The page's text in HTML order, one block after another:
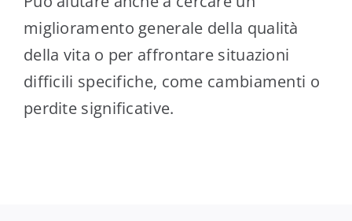
miglioramento generale della qualità
della vita o per affrontare situazioni
difficili specifiche, come cambiamenti o
perdite significative.